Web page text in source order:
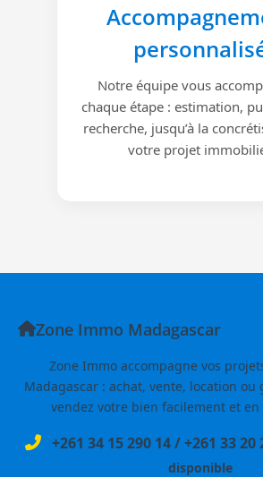
Notre équipe vous
chaque étape : estimation,
recherche, jusqu’à la
votre projet
Zone Immo Madagascar
Zone Immo accompagne vos
Madagascar : achat, vente, location ou
vendez votre bien facilement et
+261 34 15 290 14/+261 33 20
disponible